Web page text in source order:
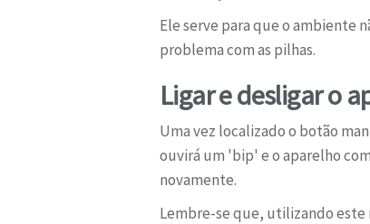
Ele serve para que o ambiente
problema com as pilhas.
Ligar e desligar o
Uma vez localizado o botão
ouvirá um 'bip' e o aparelho
novamente.
Lembre-se que, utilizando este